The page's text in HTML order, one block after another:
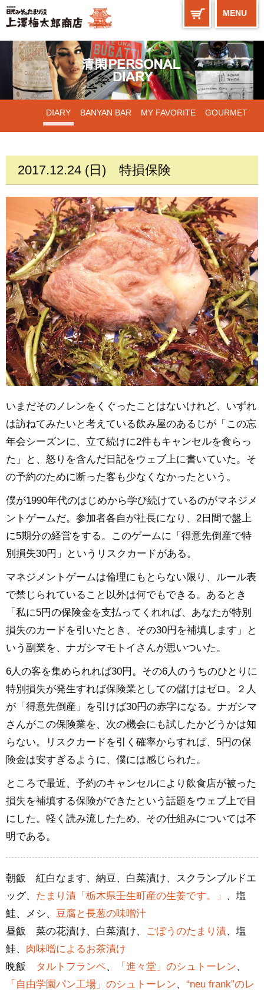
MENU
DIARY BANYAN BAR MY FAVORITE GOURMET
2017.12.24 (日) 特損保険
いまだそのノレンをくぐったことはないけれど、いずれ
は訪ねてみたいと考えている飲み屋のあるじが「この忘
年会シーズンに、立て続けに2件もキャンセルを食らっ
た」と、怒りを含んだ日記をウェブ上に書いていた。そ
の予約のために断った客も少なくなかったという。
僕が1990年代のはじめから学び続けているのがマネジメ
ントゲームだ。参加者各自が社長になり、2日間で盤上
に5期分の経営をする。このゲームに「得意先倒産で特
別損失30円」というリスクカードがある。
マネジメントゲームは倫理にもとらない限り、ルール表
で禁じられていること以外は何でもできる。あるとき
「私に5円の保険金を支払ってくれれば、あなたが特別
損失のカードを引いたとき、その30円を補填します」と
いう副業を、ナガシマモトイさんが思いついた。
6人の客を集められれば30円。その6人のうちのひとりに
特別損失が発生すれば保険業としての儲けはゼロ。２人
が「得意先倒産」を引けば30円の赤字になる。ナガシマ
さんがこの保険業を、次の機会にも試したかどうかは知
らない。リスクカードを引く確率からすれば、5円の保
険金は安すぎるように、僕には感じられた。
ところで最近、予約のキャンセルにより飲食店が被った
損失を補填する保険ができたという話題をウェブ上で目
にした。軽く読み流したため、その仕組みについては不
明である。
朝飯 紅白なます、納豆、白菜漬け、スクランブルドエ
ッグ、 たまり漬「栃木県壬生町産の生姜です。」
、塩
鮭、メシ、 豆腐と長葱の味噌汁
昼飯 菜の花漬け、白菜漬け、
ごぼうのたまり漬、塩
鮭、 肉味噌によるお茶漬け
晩飯
タルトフランベ、 「進々堂」のシュトーレン、
「自由学園パン工場」のシュトーレン、 “neu frank”のレ